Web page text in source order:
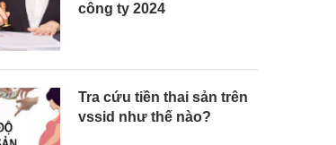
công ty 2024
Tra cứu tiền thai sản trên
vssid như thế nào?